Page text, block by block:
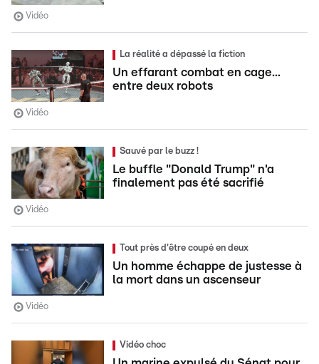
Vidéo
La réalité a dépassé la fiction
Un effarant combat en cage...
entre deux robots
Vidéo
Sauvé par le buzz !
Le buffle "Donald Trump" n'a
finalement pas été sacrifié
Vidéo
Tout près d'être coupé en deux
Un homme échappe de justesse à
la mort dans un ascenseur
Vidéo
Vidéo choc